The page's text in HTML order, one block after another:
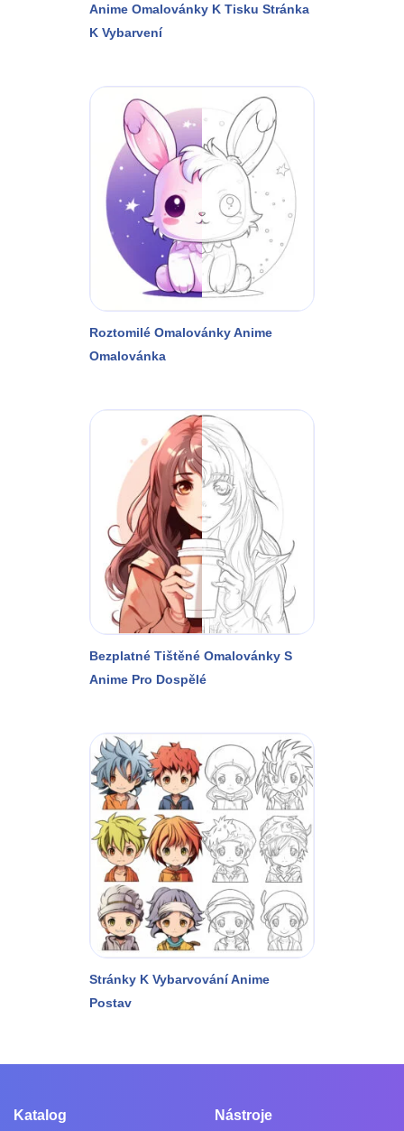
Anime Omalovánky K Tisku Stránka
K Vybarvení
Roztomilé Omalovánky Anime
Omalovánka
Bezplatné Tištěné Omalovánky S
Anime Pro Dospělé
Stránky K Vybarvování Anime
Postav
Katalog Nástroje